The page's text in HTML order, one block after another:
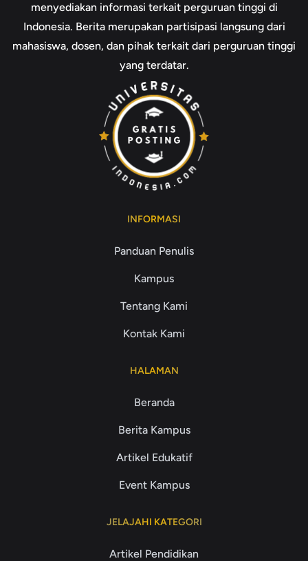
menyediakan informasi terkait perguruan tinggi di
Indonesia. Berita merupakan partisipasi langsung dari
mahasiswa, dosen, dan pihak terkait dari perguruan tinggi
yang terdatar.
INFORMASI
Panduan Penulis
Kampus
Tentang Kami
Kontak Kami
HALAMAN
Beranda
Berita Kampus
Artikel Edukatif
Event Kampus
JELAJAHI KATEGORI
Artikel Pendidikan